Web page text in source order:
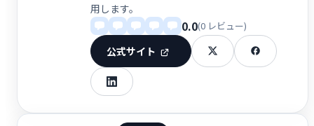
用します。
0.0(0 レビュー)
公式サイト